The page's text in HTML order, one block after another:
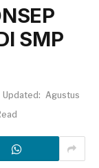
SMP
Updated: Agustus